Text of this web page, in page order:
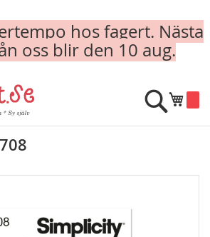
hos fagert. Nästa
oss blir den 10 aug.
Min
Sök